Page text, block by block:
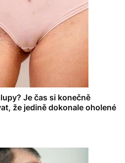
Je čas si konečně
že jedině dokonale oholené